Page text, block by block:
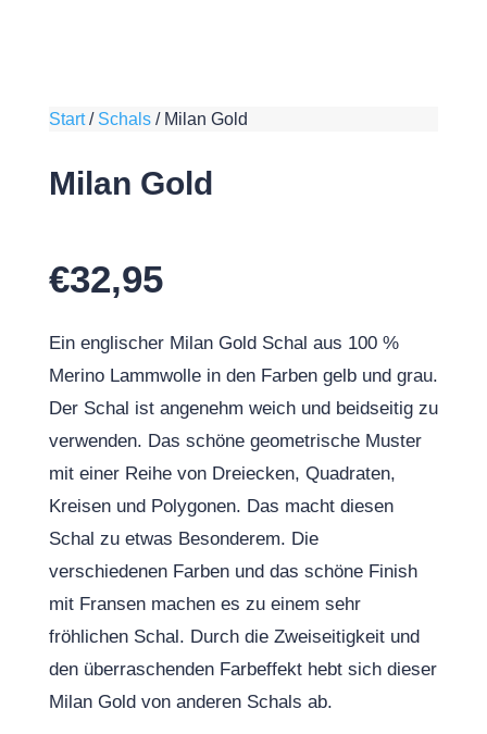
Start/ Schals/ Milan Gold
Milan Gold
€32,95
Ein englischer Milan Gold Schal aus 100 %
Merino Lammwolle in den Farben gelb und grau.
Der Schal ist angenehm weich und beidseitig zu
verwenden. Das schöne geometrische Muster
mit einer Reihe von Dreiecken, Quadraten,
Kreisen und Polygonen. Das macht diesen
Schal zu etwas Besonderem. Die
verschiedenen Farben und das schöne Finish
mit Fransen machen es zu einem sehr
fröhlichen Schal. Durch die Zweiseitigkeit und
den überraschenden Farbeffekt hebt sich dieser
Milan Gold von anderen Schals ab.